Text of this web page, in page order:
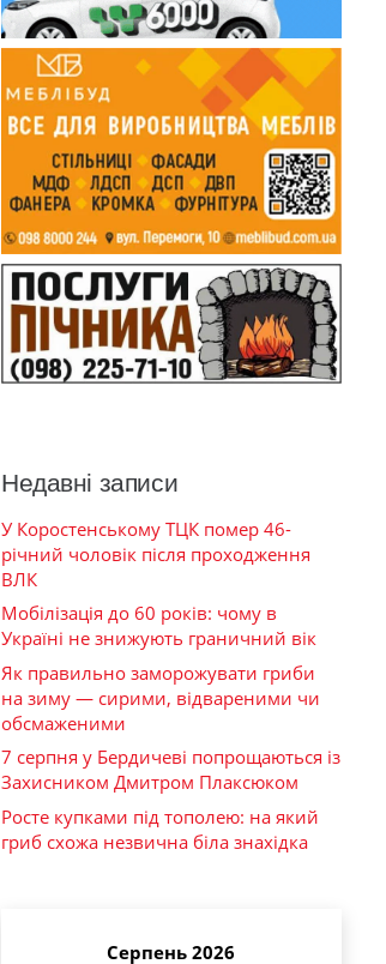
Недавні записи
У Коростенському ТЦК помер 46-
річний чоловік після проходження
ВЛК
Мобілізація до 60 років: чому в
Україні не знижують граничний вік
Як правильно заморожувати гриби
на зиму — сирими, відвареними чи
обсмаженими
7 серпня у Бердичеві попрощаються із
Захисником Дмитром Плаксюком
Росте купками під тополею: на який
гриб схожа незвична біла знахідка
Серпень 2026